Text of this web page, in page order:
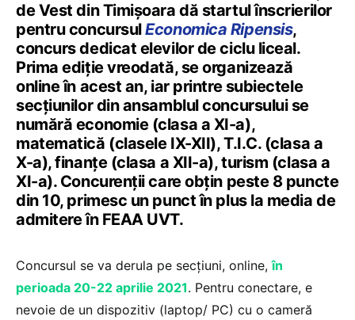
de Vest din Timișoara dă startul înscrierilor
pentru concursulEconomica Ripensis,
concurs dedicat elevilor de ciclu liceal.
Prima ediție vreodată, se organizează
online în acest an, iar printre subiectele
secțiunilor din ansamblul concursului se
numără economie (clasa a XI-a),
matematică (clasele IX-XII), T.I.C. (clasa a
X-a), finanțe (clasa a XII-a), turism (clasa a
XI-a). Concurenții care obțin peste 8 puncte
din 10, primesc un punct în plus la media de
admitere în FEAA UVT.
Concursul se va derula pe secțiuni, online,în
perioada 20-22 aprilie 2021. Pentru conectare, e
nevoie de un dispozitiv (laptop/ PC) cu o cameră